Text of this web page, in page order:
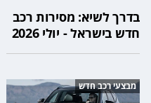
בדרך לשיא: מסירות רכב
חדש בישראל - יולי 2026
מבצעי רכב חדש